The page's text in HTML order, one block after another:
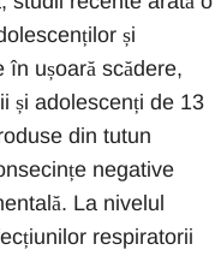
și
ușoară scădere,
și adolescenți de 13
din tutun
negative
La nivelul
respiratorii